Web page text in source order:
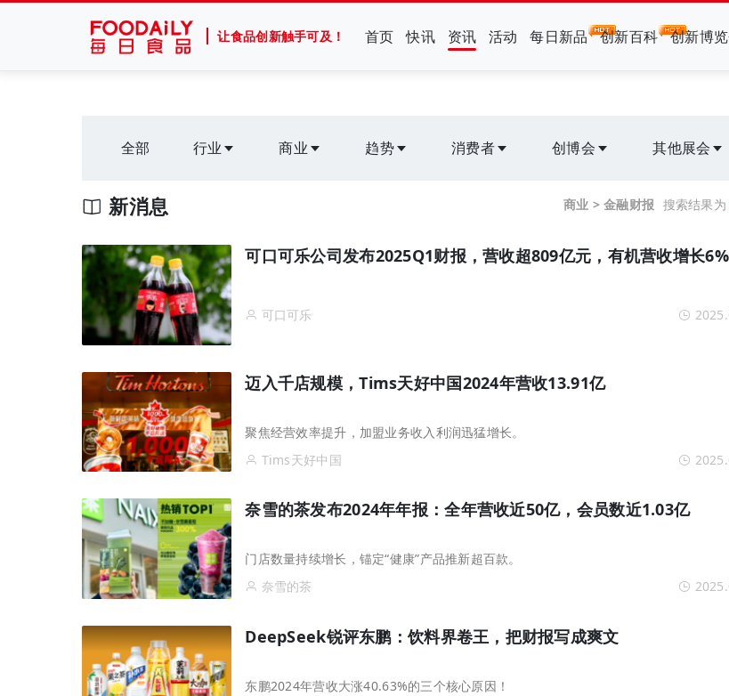
让食品创新触手可及！ 首页 快讯 资讯 活动 每日新品 创新百科 创新博
全部 行业 商业 趋势 消费者 创博会 其他展会
商业 > 金融财报 搜索结果
新消息
可口可乐公司发布2025Q1财报，营收超809亿元，有机营收增长6%
可口可乐
迈入千店规模，Tims天好中国2024年营收13.91亿
聚焦经营效率提升，加盟业务收入利润迅猛增长。
Tims天好中国
奈雪的茶发布2024年年报：全年营收近50亿，会员数近1.03亿
门店数量持续增长，锚定“健康”产品推新超百款。
奈雪的茶
DeepSeek锐评东鹏：饮料界卷王，把财报写成爽文
东鹏2024年营收大涨40.63%的三个核心原因！